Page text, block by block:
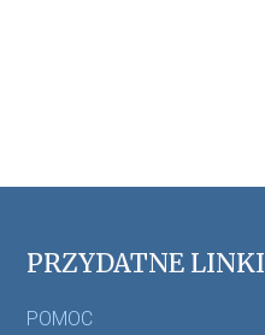
PRZYDATNE LINKI
POMOC